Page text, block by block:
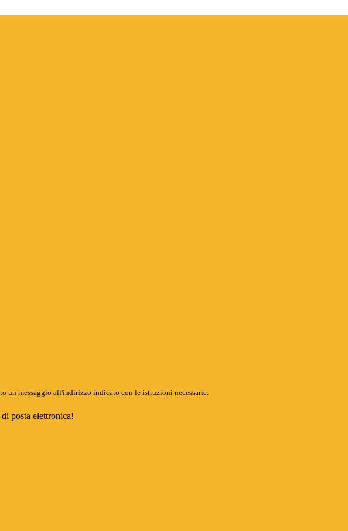
un messaggio all'indirizzo indicato con le istruzioni necessarie.
posta elettronica!